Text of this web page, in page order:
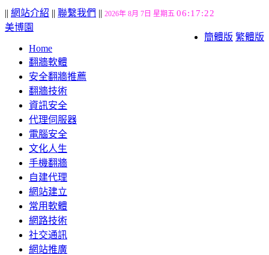
|| 網站介紹 || 聯繫我們 || 2026年 8月 7日 星期五 06:17:22
簡體版 繁體版
美博園
Home
翻牆軟體
安全翻牆推薦
翻牆技術
資訊安全
代理伺服器
電腦安全
文化人生
手機翻牆
自建代理
網站建立
常用軟體
網路技術
社交通訊
網站推廣